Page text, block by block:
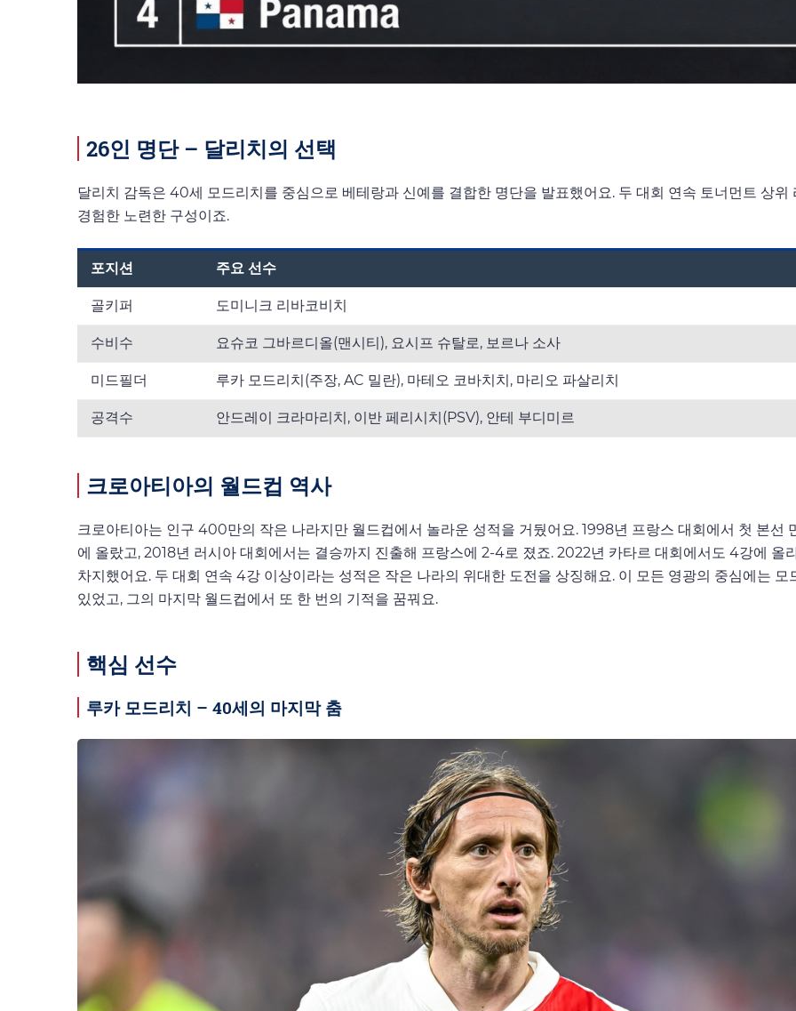
26인 명단 – 달리치의 선택
달리치 감독은 40세 모드리치를 중심으로 베테랑과 신예를 결합한 명단을 발표했어요. 두 대회 연속 토너먼트 상위
경험한 노련한 구성이죠.
포지션 주요 선수
골키퍼 도미니크 리바코비치
수비수 요슈코 그바르디올(맨시티), 요시프 슈탈로, 보르나 소사
미드필더 루카 모드리치(주장, AC 밀란), 마테오 코바치치, 마리오 파살리치
공격수 안드레이 크라마리치, 이반 페리시치(PSV), 안테 부디미르
크로아티아의 월드컵 역사
크로아티아는 인구 400만의 작은 나라지만 월드컵에서 놀라운 성적을 거뒀어요. 1998년 프랑스 대회에서 첫 본선
에 올랐고, 2018년 러시아 대회에서는 결승까지 진출해 프랑스에 2-4로 졌죠. 2022년 카타르 대회에서도 4강에 올
차지했어요. 두 대회 연속 4강 이상이라는 성적은 작은 나라의 위대한 도전을 상징해요. 이 모든 영광의 중심에는 모
있었고, 그의 마지막 월드컵에서 또 한 번의 기적을 꿈꿔요.
핵심 선수
루카 모드리치 – 40세의 마지막 춤